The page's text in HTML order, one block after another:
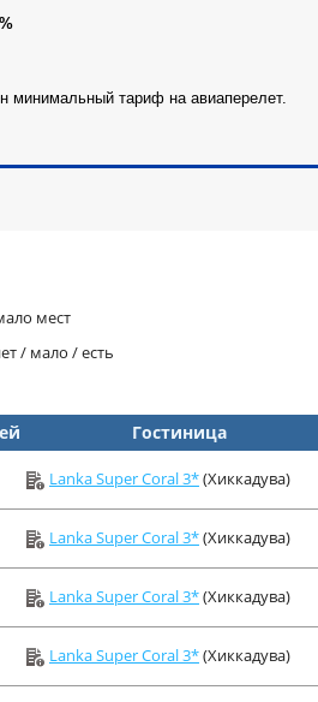
минимальный тариф на авиаперелет.
мест
/ мало / есть
Гостиница
Lanka Super Coral 3*(Хиккадува)
Lanka Super Coral 3*(Хиккадува)
Lanka Super Coral 3*(Хиккадува)
Lanka Super Coral 3*(Хиккадува)